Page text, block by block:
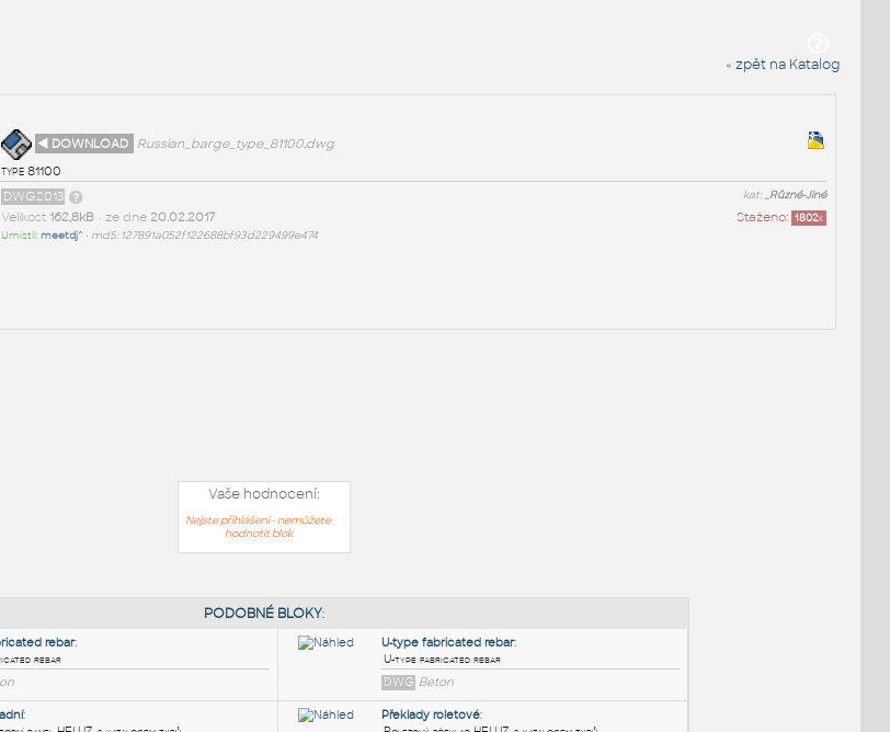
« zpět na Katalog
◄ DOWNLOAD
Russian_barge_type_81100.dwg
type 81100
kat:_Různé-Jiné
DWG2013
Staženo: 1802x
Velikost 162,8kB• ze dne 20.02.2017
Umístil:meetdj^ • md5: 127891a052f122688bf93d229499e474
Vaše hodnocení:
Nejste přihlášeni - nemůžete
hodnotit blok